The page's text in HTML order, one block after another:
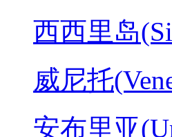
西西里岛
威尼托
安布里亚